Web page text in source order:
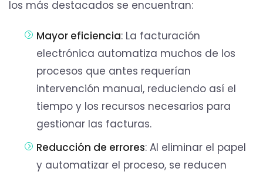
los más destacados se encuentran:
Mayor eficiencia: La facturación
electrónica automatiza muchos de los
procesos que antes requerían
intervención manual, reduciendo así el
tiempo y los recursos necesarios para
gestionar las facturas.
Reducción de errores: Al eliminar el papel
y automatizar el proceso, se reducen